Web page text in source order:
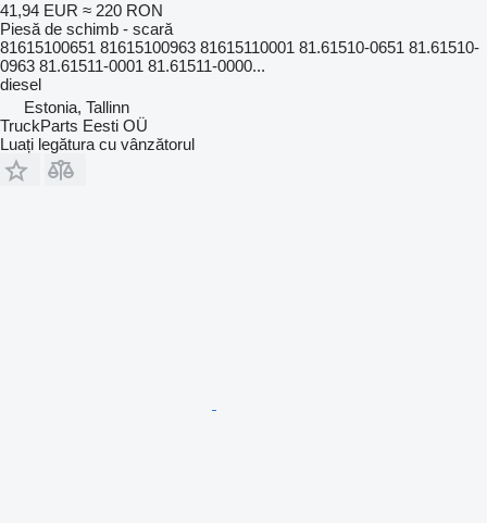
41,94 EUR ≈ 220 RON
Piesă de schimb - scară
81615100651 81615100963 81615110001 81.61510-0651 81.61510-
0963 81.61511-0001 81.61511-0000...
diesel
Estonia, Tallinn
TruckParts Eesti OÜ
Luați legătura cu vânzătorul